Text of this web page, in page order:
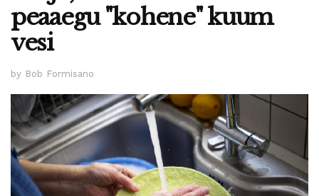
peaaegu "kohene" kuum
vesi
by Bob Formisano